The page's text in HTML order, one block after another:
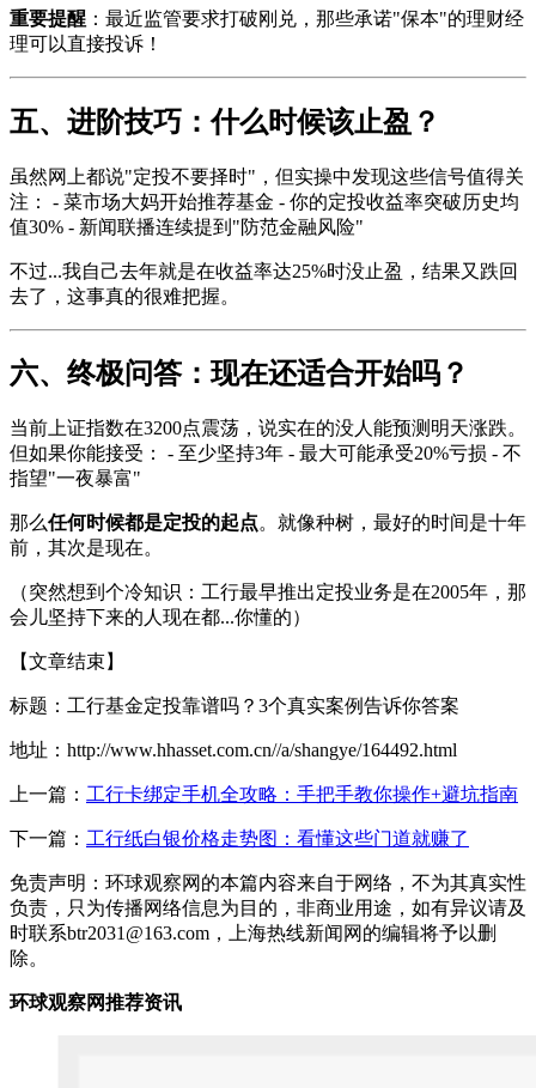
重要提醒 ：最近监管要求打破刚兑，那些承诺"保本"的理财经
理可以直接投诉！
五、进阶技巧：什么时候该止盈？
虽然网上都说"定投不要择时"，但实操中发现这些信号值得关
注： - 菜市场大妈开始推荐基金 - 你的定投收益率突破历史均
值30% - 新闻联播连续提到"防范金融风险"
不过...我自己去年就是在收益率达25%时没止盈，结果又跌回
去了，这事真的很难把握。
六、终极问答：现在还适合开始吗？
当前上证指数在3200点震荡，说实在的没人能预测明天涨跌。
但如果你能接受： - 至少坚持3年 - 最大可能承受20%亏损 - 不
指望"一夜暴富"
那么任何时候都是定投的起点。就像种树，最好的时间是十年
前，其次是现在。
（突然想到个冷知识：工行最早推出定投业务是在2005年，那
会儿坚持下来的人现在都...你懂的）
【文章结束】
标题：工行基金定投靠谱吗？3个真实案例告诉你答案
地址：http://www.hhasset.com.cn//a/shangye/164492.html
上一篇： 工行卡绑定手机全攻略：手把手教你操作+避坑指南
下一篇： 工行纸白银价格走势图：看懂这些门道就赚了
免责声明：环球观察网的本篇内容来自于网络，不为其真实性
负责，只为传播网络信息为目的，非商业用途，如有异议请及
时联系btr2031@163.com，上海热线新闻网的编辑将予以删
除。
环球观察网推荐资讯